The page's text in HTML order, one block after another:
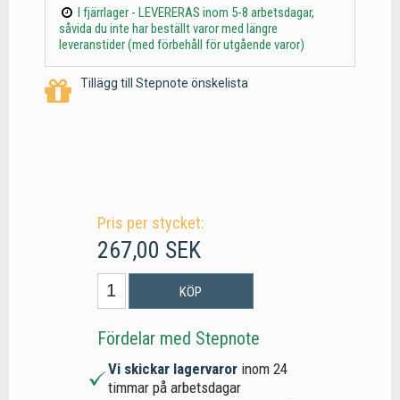
I fjärrlager - LEVERERAS inom 5-8 arbetsdagar,
såvida du inte har beställt varor med längre
leveranstider (med förbehåll för utgående varor)
Tillägg till Stepnote önskelista
Pris per stycket:
267,00 SEK
KÖP
Fördelar med Stepnote
Vi skickar lagervaror inom 24
timmar på arbetsdagar